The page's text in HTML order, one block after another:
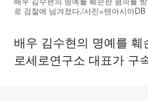
로 검찰에 넘겨졌다./사진=텐아시아DB
배우 김수현의 명예를
로세로연구소 대표가 구